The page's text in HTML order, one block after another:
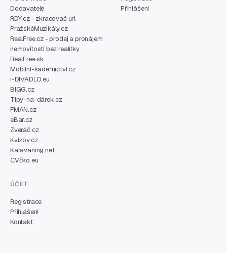
Dodavatelé
RDY.cz - zkracovač url
PražskéMuzikály.cz
RealFree.cz - prodej a pronájem
nemovitostí bez realitky
RealFree.sk
Mobilní-kadeřnictví.cz
i-DIVADLO.eu
BIGG.cz
Tipy-na-dárek.cz
FMAN.cz
eBar.cz
Zveráč.cz
Kvízov.cz
Karavaning.net
CVčko.eu
Přihlášení
ÚČET
Registrace
Přihlášení
Kontakt